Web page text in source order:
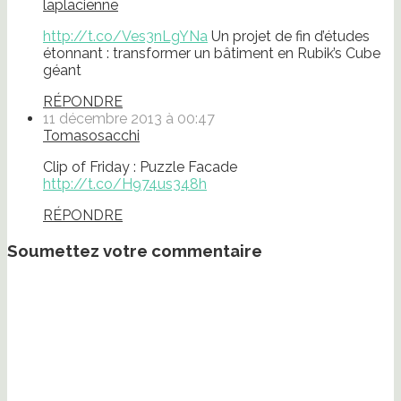
laplacienne
http://t.co/Ves3nLgYNa Un projet de fin d’études
étonnant : transformer un bâtiment en Rubik’s Cube
géant
RÉPONDRE
11 décembre 2013 à 00:47
Tomasosacchi
Clip of Friday : Puzzle Facade
http://t.co/H974us348h
RÉPONDRE
Soumettez votre commentaire